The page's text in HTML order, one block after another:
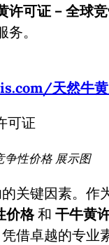
许可证 – 全球
务。
天然牛
争性价格 展示图
关键因素。作
价格和 干牛黄
借卓越的专业